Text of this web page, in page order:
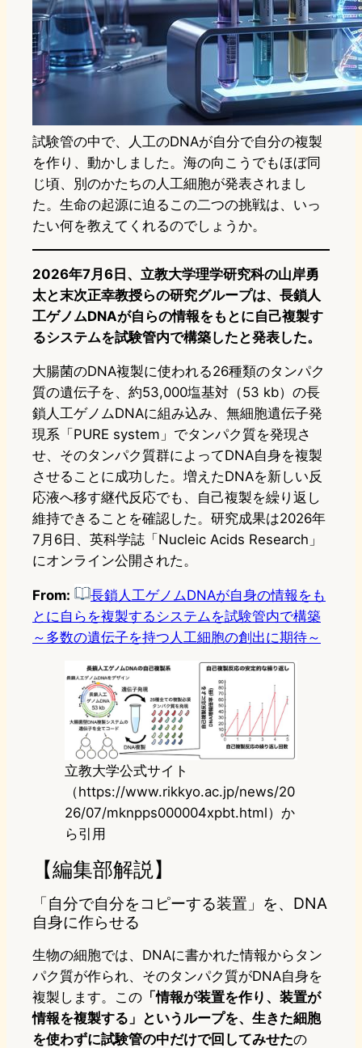
試験管の中で、人工のDNAが自分で自分の複製
を作り、動かしました。海の向こうでもほぼ同
じ頃、別のかたちの人工細胞が発表されまし
た。生命の起源に迫るこの二つの挑戦は、いっ
たい何を教えてくれるのでしょうか。
2026年7月6日、立教大学理学研究科の山岸勇
太と末次正幸教授らの研究グループは、長鎖人
工ゲノムDNAが自らの情報をもとに自己複製す
るシステムを試験管内で構築したと発表した。
大腸菌のDNA複製に使われる26種類のタンパク
質の遺伝子を、約53,000塩基対（53 kb）の長
鎖人工ゲノムDNAに組み込み、無細胞遺伝子発
現系「PURE system」でタンパク質を発現さ
せ、そのタンパク質群によってDNA自身を複製
させることに成功した。増えたDNAを新しい反
応液へ移す継代反応でも、自己複製を繰り返し
維持できることを確認した。研究成果は2026年
7月6日、英科学誌「Nucleic Acids Research」
にオンライン公開された。
From:
長鎖人工ゲノムDNAが自身の情報をも
とに自らを複製するシステムを試験管内で構築
～多数の遺伝子を持つ人工細胞の創出に期待～
立教大学公式サイト
（https://www.rikkyo.ac.jp/news/20
26/07/mknpps000004xpbt.html）か
ら引用
【編集部解説】
「自分で自分をコピーする装置」を、DNA
自身に作らせる
生物の細胞では、DNAに書かれた情報からタン
パク質が作られ、そのタンパク質がDNA自身を
複製します。この 「情報が装置を作り、装置が
情報を複製する」というループを、生きた細胞
を使わずに試験管の中だけで回してみせたの